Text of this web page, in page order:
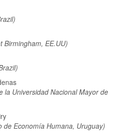
Birmingham, EE.UU)
la Universidad Nacional Mayor de
de Economía Humana, Uruguay)